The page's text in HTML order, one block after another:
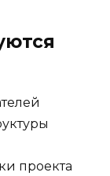
проекта